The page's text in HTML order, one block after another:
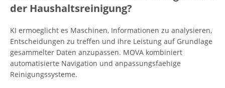
der Haushaltsreinigung?
KI ermoeglicht es Maschinen, Informationen zu analysieren,
Entscheidungen zu treffen und ihre Leistung auf Grundlage
gesammelter Daten anzupassen. MOVA kombiniert
automatisierte Navigation und anpassungsfaehige
Reinigungssysteme.